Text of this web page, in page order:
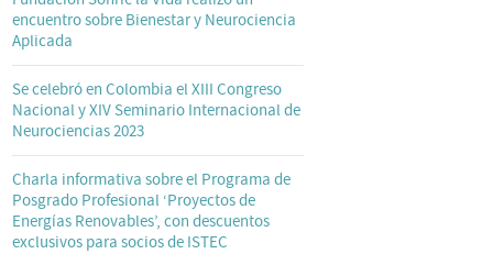
encuentro sobre Bienestar y Neurociencia
Aplicada
Se celebró en Colombia el XIII Congreso
Nacional y XIV Seminario Internacional de
Neurociencias 2023
Charla informativa sobre el Programa de
Posgrado Profesional ‘Proyectos de
Energías Renovables’, con descuentos
exclusivos para socios de ISTEC